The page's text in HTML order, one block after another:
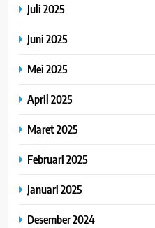
Juli 2025
Juni 2025
Mei 2025
April 2025
Maret 2025
Februari 2025
Januari 2025
Desember 2024